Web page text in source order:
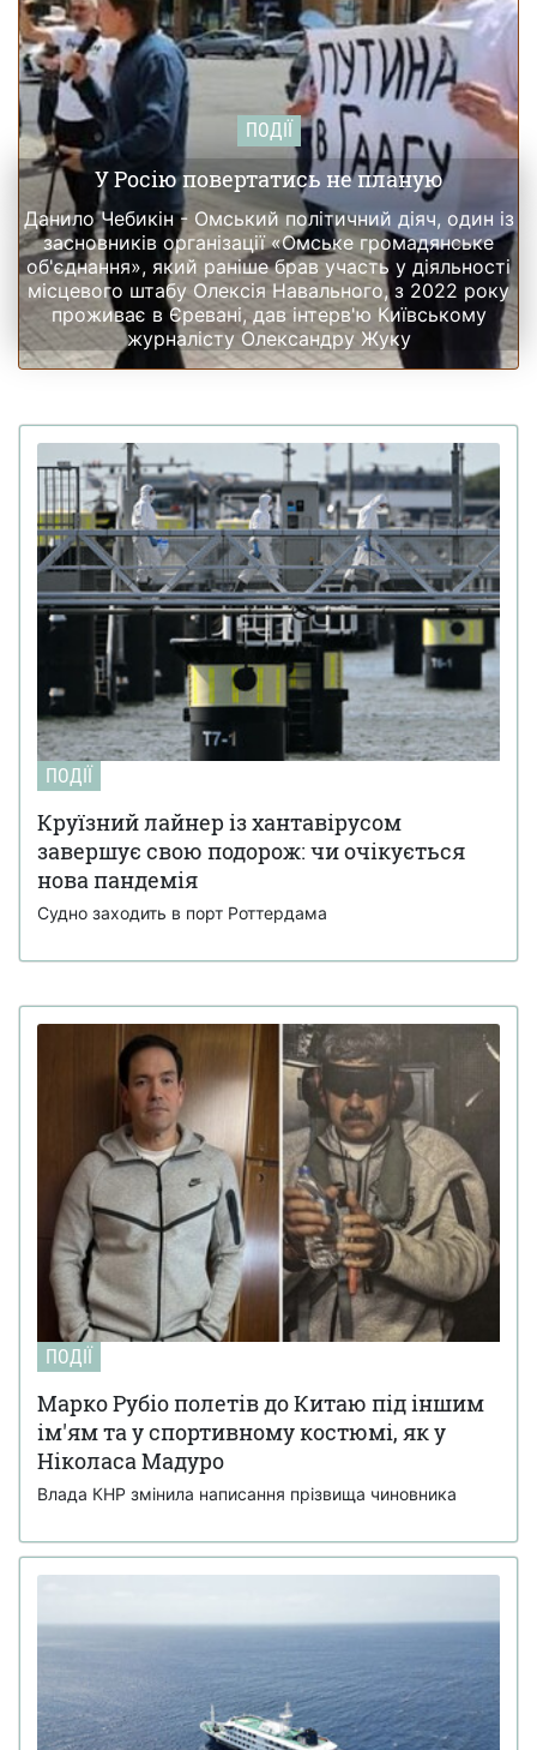
ПОДІЇ
У Росію повертатись не планую
Данило Чебикін - Омський політичний діяч, один із
засновників організації «Омське громадянське
об'єднання», який раніше брав участь у діяльності
місцевого штабу Олексія Навального, з 2022 року
проживає в Єревані, дав інтерв'ю Київському
журналісту Олександру Жуку
ПОДІЇ
Круїзний лайнер із хантавірусом
завершує свою подорож: чи очікується
нова пандемія
Судно заходить в порт Роттердама
ПОДІЇ
Марко Рубіо полетів до Китаю під іншим
ім'ям та у спортивному костюмі, як у
Ніколаса Мадуро
Влада КНР змінила написання прізвища чиновника